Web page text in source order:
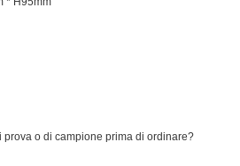
prova o di campione prima di ordinare?